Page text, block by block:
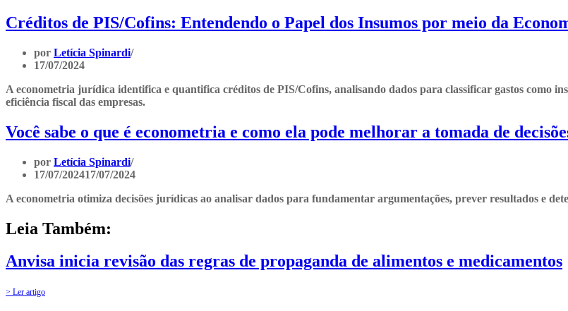
Créditos de PIS/Cofins: Entendendo o Papel dos Insumos por meio da
por Letícia Spinardi
17/07/2024
A econometria jurídica identifica e quantifica créditos de PIS/Cofins, analisando dados para classificar gastos como
eficiência fiscal das empresas.
Você sabe o que é econometria e como ela pode melhorar a tomada de
por Letícia Spinardi
17/07/202417/07/2024
A econometria otimiza decisões jurídicas ao analisar dados para fundamentar argumentações, prever resultados e
Leia Também:
Anvisa inicia revisão das regras de propaganda de alimentos e medicamentos
> Ler artigo